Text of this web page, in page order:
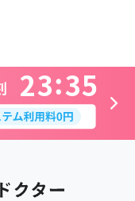
23 35